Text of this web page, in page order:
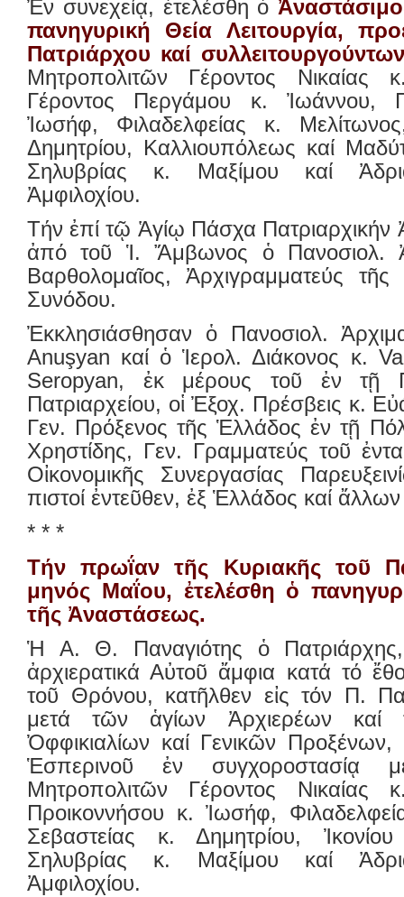
Ἐν συνεχείᾳ, ἐτελέσθη ὁ
πανηγυρική Θεία Λειτουργία,
Πατριάρχου καί
Μητροπολιτῶν Γέροντος Νικαίας
Γέροντος Περγάμου κ. Ἰωάννου,
Ἰωσήφ, Φιλαδελφείας κ.
Δημητρίου, Καλλιουπόλεως καί
Σηλυβρίας κ. Μαξίμου καί
Ἀμφιλοχίου.
Τήν ἐπί τῷ Ἁγίῳ Πάσχα Πατριαρχικήν
ἀπό τοῦ Ἱ. Ἄμβωνος ὁ Πανοσιολ.
Βαρθολομαῖος, Ἀρχιγραμματεύς τῆς
Συνόδου.
Ἐκκλησιάσθησαν ὁ Πανοσιολ.
Anuşyan καί ὁ Ἱερολ. Διάκονος κ.
Seropyan, ἐκ μέρους τοῦ ἐν τῇ
Πατριαρχείου, οἱ Ἐξοχ. Πρέσβεις κ.
Γεν. Πρόξενος τῆς Ἑλλάδος ἐν τῇ
Χρηστίδης, Γεν. Γραμματεύς τοῦ
Οἰκονομικῆς Συνεργασίας
πιστοί ἐντεῦθεν, ἐξ Ἑλλάδος καί
* * *
Τήν πρωΐαν τῆς Κυριακῆς τοῦ
μηνός Μαΐου, ἐτελέσθη ὁ
τῆς Ἀναστάσεως.
Ἡ Α. Θ. Παναγιότης ὁ Πατριάρχης,
ἀρχιερατικά Αὐτοῦ ἄμφια κατά τό
τοῦ Θρόνου, κατῆλθεν εἰς τόν Π.
μετά τῶν ἁγίων Ἀρχιερέων καί
Ὀφφικιαλίων καί Γενικῶν
Ἑσπερινοῦ ἐν συγχοροστασίᾳ
Μητροπολιτῶν Γέροντος Νικαίας
Προικοννήσου κ. Ἰωσήφ,
Σεβαστείας κ. Δημητρίου,
Σηλυβρίας κ. Μαξίμου καί
Ἀμφιλοχίου.